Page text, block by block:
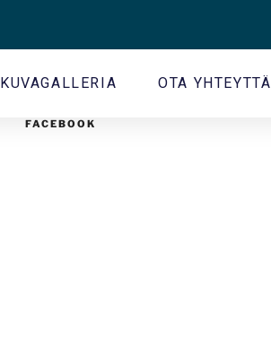
KUVAGALLERIA OTA YHTEYTTÄ
FACEBOOK